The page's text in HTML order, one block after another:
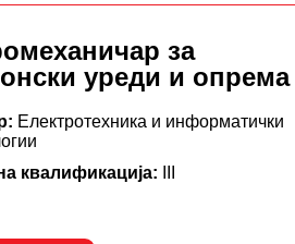
за
уреди и опрема
Електротехника и информатички
квалификација: